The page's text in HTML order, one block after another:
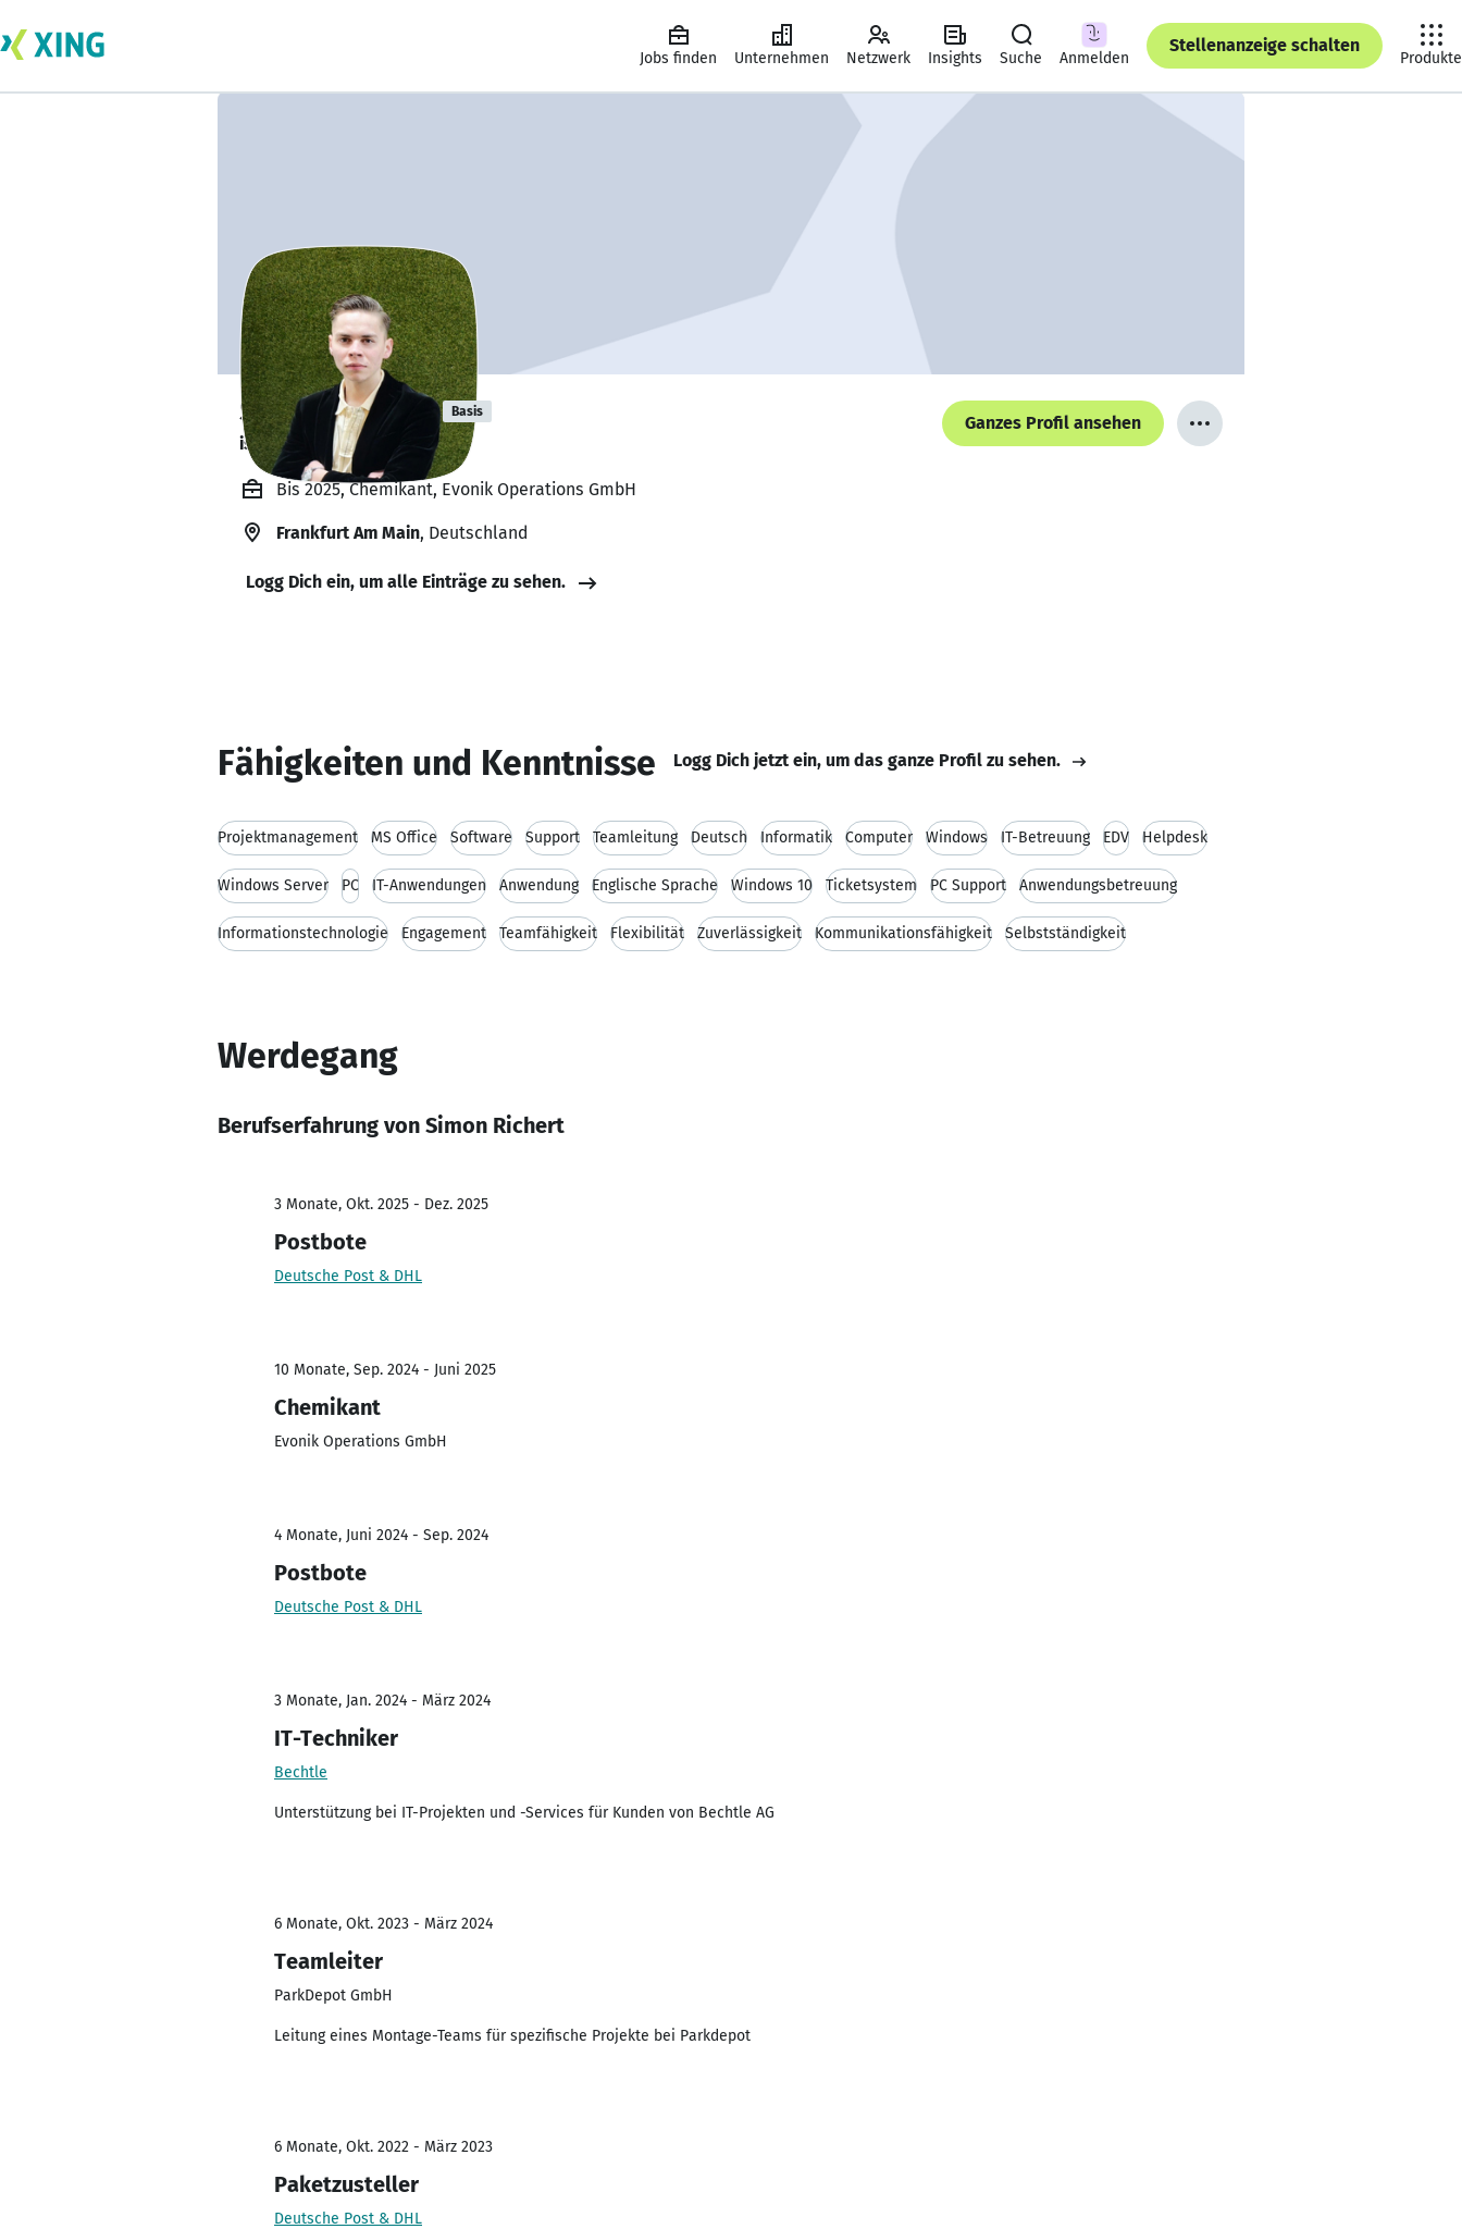
Jobs finden Unternehmen Netzwerk Insights Suche Anmelden
Stellenanzeige schalten
Produkte
Simon Richert Basis
ist verfügbar. ✅
Ganzes Profil ansehen
Bis 2025, Chemikant, Evonik Operations GmbH
Frankfurt Am Main, Deutschland
Logg Dich ein, um alle Einträge zu sehen.
Fähigkeiten und Kenntnisse Logg Dich jetzt ein, um das ganze Profil zu sehen.
Projektmanagement MS Office Software Support Teamleitung Deutsch Informatik Computer Windows IT-Betreuung EDV Helpdesk
Windows Server PC IT-Anwendungen Anwendung Englische Sprache Windows 10 Ticketsystem PC Support Anwendungsbetreuung
Informationstechnologie Engagement Teamfähigkeit Flexibilität Zuverlässigkeit Kommunikationsfähigkeit Selbstständigkeit
Werdegang
Berufserfahrung von Simon Richert
3 Monate, Okt. 2025 - Dez. 2025
Postbote
Deutsche Post & DHL
10 Monate, Sep. 2024 - Juni 2025
Chemikant
Evonik Operations GmbH
4 Monate, Juni 2024 - Sep. 2024
Postbote
Deutsche Post & DHL
3 Monate, Jan. 2024 - März 2024
IT-Techniker
Bechtle
Unterstützung bei IT-Projekten und -Services für Kunden von Bechtle AG
6 Monate, Okt. 2023 - März 2024
Teamleiter
ParkDepot GmbH
Leitung eines Montage-Teams für spezifische Projekte bei Parkdepot
6 Monate, Okt. 2022 - März 2023
Paketzusteller
Deutsche Post & DHL